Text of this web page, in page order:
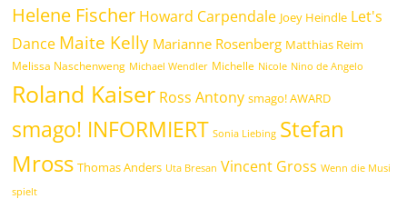
Helene Fischer Howard Carpendale Joey Heindle Let's
Dance Maite Kelly Marianne Rosenberg Matthias Reim
Melissa Naschenweng Michael Wendler Michelle Nicole Nino de Angelo
Roland Kaiser Ross Antony smago! AWARD
smago! INFORMIERT Sonia Liebing Stefan
Mross Thomas Anders Uta Bresan Vincent Gross Wenn die Musi
spielt